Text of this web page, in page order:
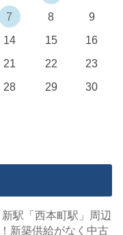
7 8
9
14 15
16
21 22
23
28 29
30
新駅「西本町駅」周辺
新築供給がなく中古